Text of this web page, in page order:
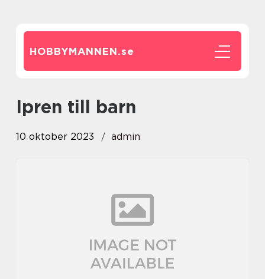
HOBBYMANNEN.se
ipren till barn
10 oktober 2023 admin